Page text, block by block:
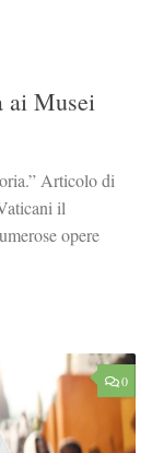
ai Musei
Articolo di
il
opere
0